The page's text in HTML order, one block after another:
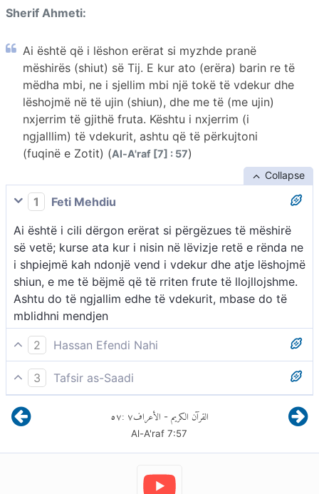
Sherif Ahmeti:
Ai është që i lëshon erërat si myzhde pranë
mëshirës (shiut) së Tij. E kur ato (erëra) barin re të
mëdha mbi, ne i sjellim mbi një tokë të vdekur dhe
lëshojmë në të ujin (shiun), dhe me të (me ujin)
nxjerrim të gjithë fruta. Kështu i nxjerrim (i
ngjalllim) të vdekurit, ashtu që të përkujtoni
(fuqinë e Zotit) (Al-A'raf [7] : 57)
Collapse
1
Feti Mehdiu
Ai është i cili dërgon erërat si përgëzues të mëshirë
së vetë; kurse ata kur i nisin në lëvizje retë e rënda ne
i shpiejmë kah ndonjë vend i vdekur dhe atje lëshojmë
shiun, e me të bëjmë që të rriten frute të llojllojshme.
Ashtu do të ngjallim edhe të vdekurit, mbase do të
mblidhni mendjen
2
Hassan Efendi Nahi
Ai i dërgon erërat si lajmëtare të mëshirës së Tij. Kur
erërat lëvizin retë e rënda me shi, Ai i çon ato tek
ndonjë vend i vdekur, ku lëshon shi dhe me anë të tij
nxjerr lloj-lloj frutash; po kështu do t’i ringjallë edhe të
vdekurit. Këta janë shembuj që t’ua vini veshin.
3
Tafsir as-Saadi
Allahu i Madhëruar na shpalos një shenjë të pushtetit
dhe mëshirës së Tij të pamatë kur thotë:
Është Ai që i lëshon erërat si përgëzim para mëshirës
القرآن الكريم - الأعراف٧:٥٧
Al-A'raf 7:57